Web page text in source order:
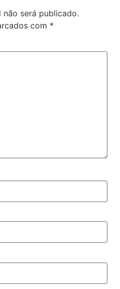
não será publicado.
com *